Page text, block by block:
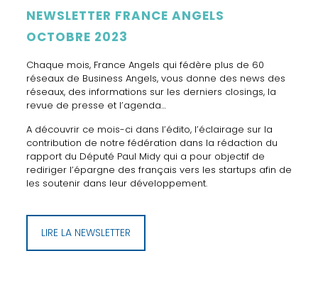
NEWSLETTER FRANCE ANGELS
OCTOBRE 2023
Chaque mois, France Angels qui fédère plus de 60
réseaux de Business Angels, vous donne des news des
réseaux, des informations sur les derniers closings, la
revue de presse et l’agenda…
A découvrir ce mois-ci dans l’édito, l’éclairage sur la
contribution de notre fédération dans la rédaction du
rapport du Député Paul Midy qui a pour objectif de
rediriger l’épargne des français vers les startups afin de
les soutenir dans leur développement.
LIRE LA NEWSLETTER